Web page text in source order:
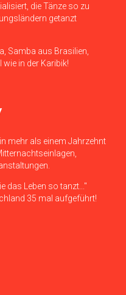
die Tänze so zu
getanzt
Samba aus Brasilien,
in der Karibik!
mehr als einem Jahrzehnt
das Leben so tanzt..."
35 mal aufgeführt!